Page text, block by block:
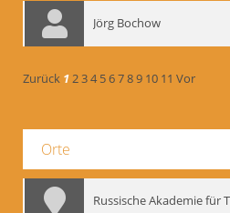
Jörg Bochow
Zurück 1234 56789 10 11 Vor
Orte